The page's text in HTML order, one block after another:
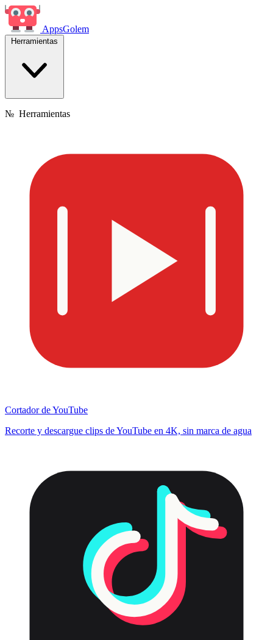
AppsGolem
Herramientas
№ Herramientas
Cortador de YouTube
Recorte y descargue clips de YouTube en 4K, sin marca de agua